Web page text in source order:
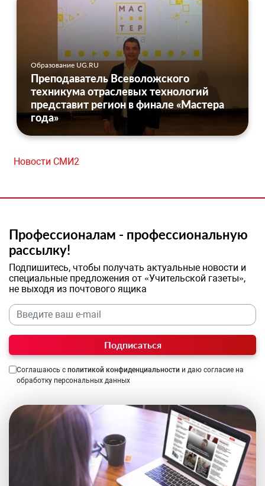
Образование UG.RU
Преподаватель Всеволожского
техникума отраслевых технологий
представит регион в финале «Мастера
года»
Новости СМИ2
Профессионалам - профессиональную
рассылку!
Подпишитесь, чтобы получать актуальные новости и
специальные предложения от «Учительской газеты»,
не выходя из почтового ящика
Подписаться
Соглашаюсь с политикой конфиденциальности и даю согласие на
обработку персональных данных